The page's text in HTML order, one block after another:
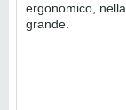
ergonomico,
grande.